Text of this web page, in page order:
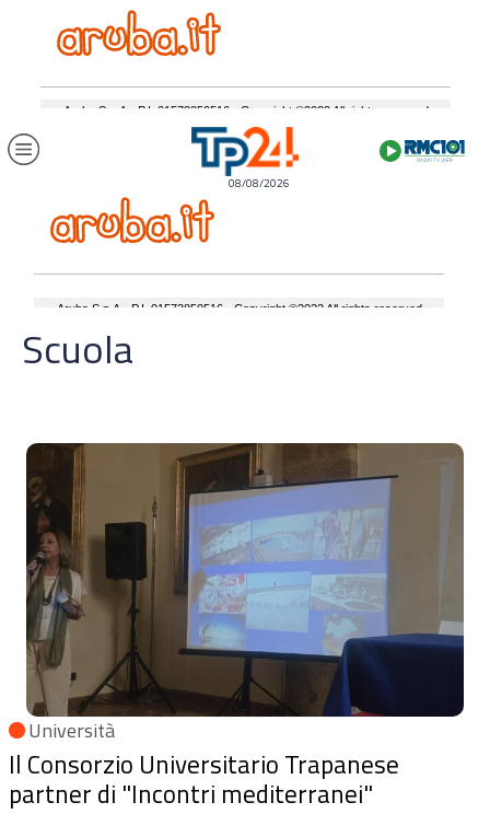
08/08/2026
Scuola
Università
Il Consorzio Universitario Trapanese
partner di "Incontri mediterranei"